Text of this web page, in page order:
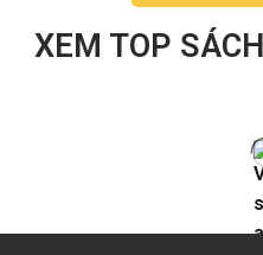
XEM TOP